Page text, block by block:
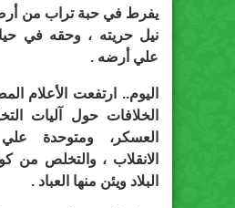
يفرط في حبة تراب من
نيل حريته ، وحقه في
علي أرضه .
اليوم.. ارتفعت الأعلام
الخلافات حول آليات
العسكر، ومتوحدة
الانقلاب ، والتخلص من
البلاد ويئن منها العباد .